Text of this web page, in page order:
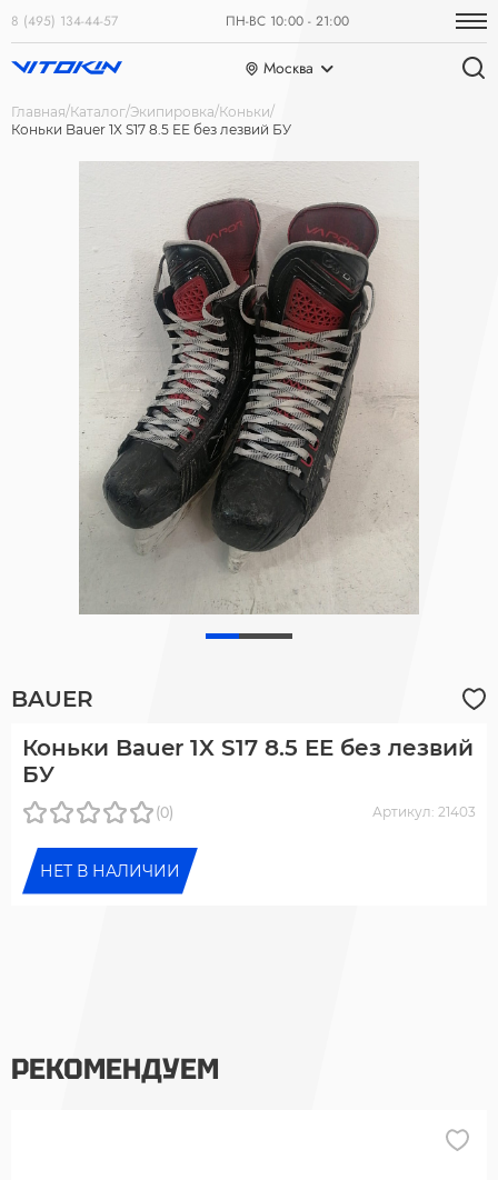
8 (495) 134-44-57 ПН-ВС 10:00 - 21:00
Москва
Главная Каталог Экипировка Коньки
Коньки Bauer 1X S17 8.5 EE без лезвий БУ
BAUER
Коньки Bauer 1X S17 8.5 EE без лезвий
БУ
(0) Артикул: 21403
НЕТ В НАЛИЧИИ
РЕКОМЕНДУЕМ